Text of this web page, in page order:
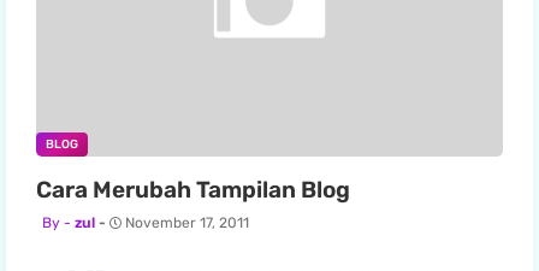
BLOG
Cara Merubah Tampilan Blog
zul November 17, 2011